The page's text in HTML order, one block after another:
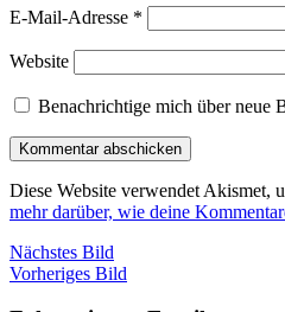
E-Mail-Adresse *
Website
Benachrichtige mich über neue
Diese Website verwendet Akismet,
mehr darüber, wie deine
Nächstes Bild
Vorheriges Bild